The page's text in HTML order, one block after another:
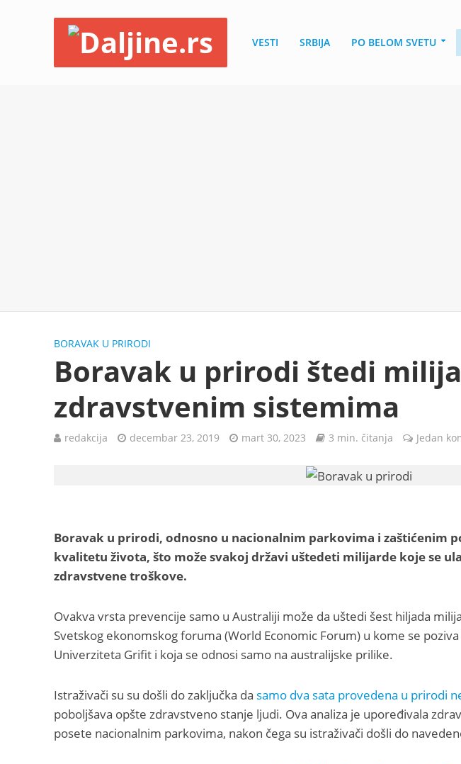
VESTI SRBIJA PO BELOM SVETU
BORAVAK U PRIRODI
Boravak u prirodi štedi
zdravstvenim sistemima
redakcija decembar 23, 2019 mart 30, 2023 3 min. čitanja Jedan
Boravak u prirodi, odnosno u nacionalnim parkovima i zaštićenim
kvalitetu života, što može svakoj državi uštedeti milijarde koje se
zdravstvene troškove.
Ovakva vrsta prevencije samo u Australiji može da uštedi šest hiljada
Svetskog ekonomskog foruma (World Economic Forum) u kome se
Univerziteta Grifit i koja se odnosi samo na australijske prilike.
Istraživači su su došli do zaključka da samo dva sata provedena u prirodi
poboljšava opšte zdravstveno stanje ljudi. Ova analiza je upoređivala
posete nacionalnim parkovima, nakon čega su istraživači došli do